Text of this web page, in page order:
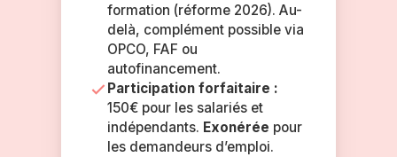
formation (réforme 2026). Au-
delà, complément possible via
OPCO, FAF ou
autofinancement.
Participation forfaitaire :
150€ pour les salariés et
indépendants. Exonérée pour
les demandeurs d’emploi.